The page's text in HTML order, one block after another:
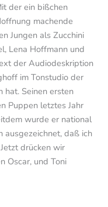
der ein bißchen
machende
Jungen als Zucchini
Lena Hoffmann und
der Audiodeskription
im Tonstudio der
hat. Seinen ersten
Puppen letztes Jahr
wurde er national
ausgezeichnet, daß ich
drücken wir
Oscar, und Toni